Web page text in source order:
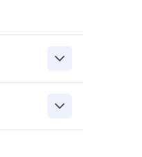
rekrutacji